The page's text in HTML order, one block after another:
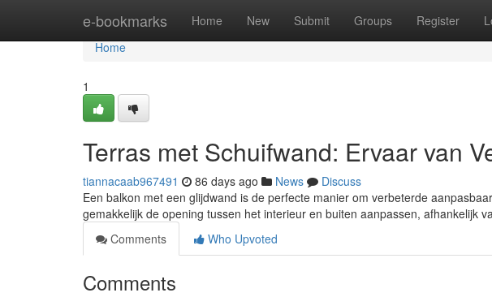
e-bookmarks Home New Submit Groups Register
Home
Home
1
Terras met Schuifwand: Ervaar van
tiannacaab967491 86 days ago News
Discuss
Een balkon met een glijdwand is de perfecte manier om verbeterde
gemakkelijk de opening tussen het interieur en buiten aanpassen, afhankelijk
Comments
Who Upvoted
Comments